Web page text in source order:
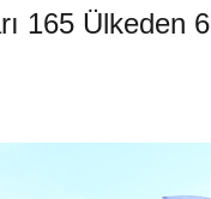
165 Ülkeden